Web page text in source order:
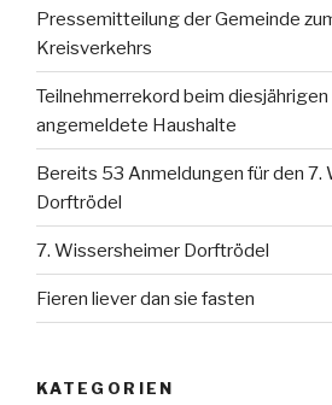
Pressemitteilung der Gemeinde
Kreisverkehrs
Teilnehmerrekord beim
angemeldete Haushalte
Bereits 53 Anmeldungen für den 7.
Dorftrödel
7. Wissersheimer Dorftrödel
Fieren liever dan sie fasten
KATEGORIEN